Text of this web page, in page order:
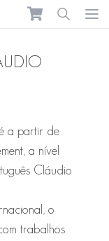
a partir de
a nível
Cláudio
o
trabalhos